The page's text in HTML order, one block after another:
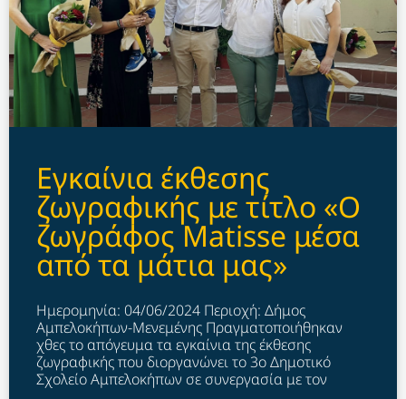
Εγκαίνια έκθεσης
ζωγραφικής με τίτλο «Ο
ζωγράφος Matisse μέσα
από τα μάτια μας»
Ημερομηνία: 04/06/2024 Περιοχή: Δήμος
Αμπελοκήπων-Μενεμένης Πραγματοποιήθηκαν
χθες το απόγευμα τα εγκαίνια της έκθεσης
ζωγραφικής που διοργανώνει το 3ο Δημοτικό
Σχολείο Αμπελοκήπων σε συνεργασία με τον